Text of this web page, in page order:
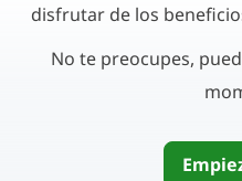
disfrutar de los
No te preocupes,